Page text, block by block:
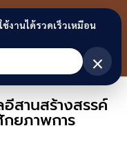
แก่น
ก์
สานสร้างสรรค์
ยภาพการ
งานได้รวดเร็วเหมือน
×